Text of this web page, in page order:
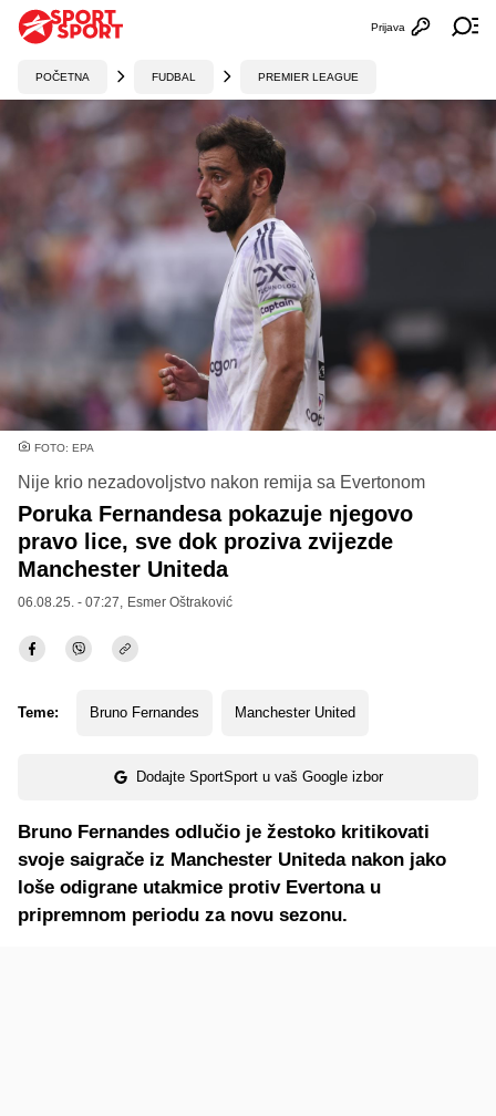
Otvori
Prijava
POČETNA FUDBAL PREMIER LEAGUE
FOTO: EPA
Nije krio nezadovoljstvo nakon remija sa Evertonom
Poruka Fernandesa pokazuje njegovo
pravo lice, sve dok proziva zvijezde
Manchester Uniteda
06.08.25. - 07:27, Esmer Oštraković
Teme: Bruno Fernandes Manchester United
Dodajte SportSport u vaš Google izbor
Bruno Fernandes odlučio je žestoko kritikovati
svoje saigrače iz Manchester Uniteda nakon jako
loše odigrane utakmice protiv Evertona u
pripremnom periodu za novu sezonu.